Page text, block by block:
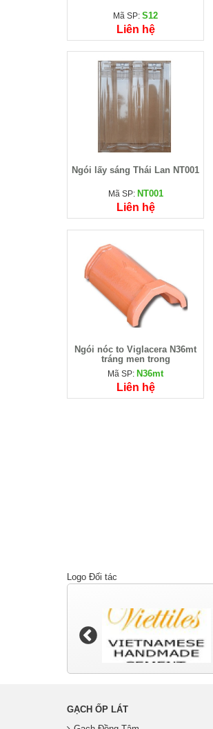
Mã SP:S12
Liên hệ
Ngói lấy sáng Thái Lan NT001
Mã SP: NT001
Liên hệ
Ngói nóc to Viglacera N36mt
tráng men trong
Mã SP: N36mt
Liên hệ
Logo Đối tác
GẠCH ỐP LÁT